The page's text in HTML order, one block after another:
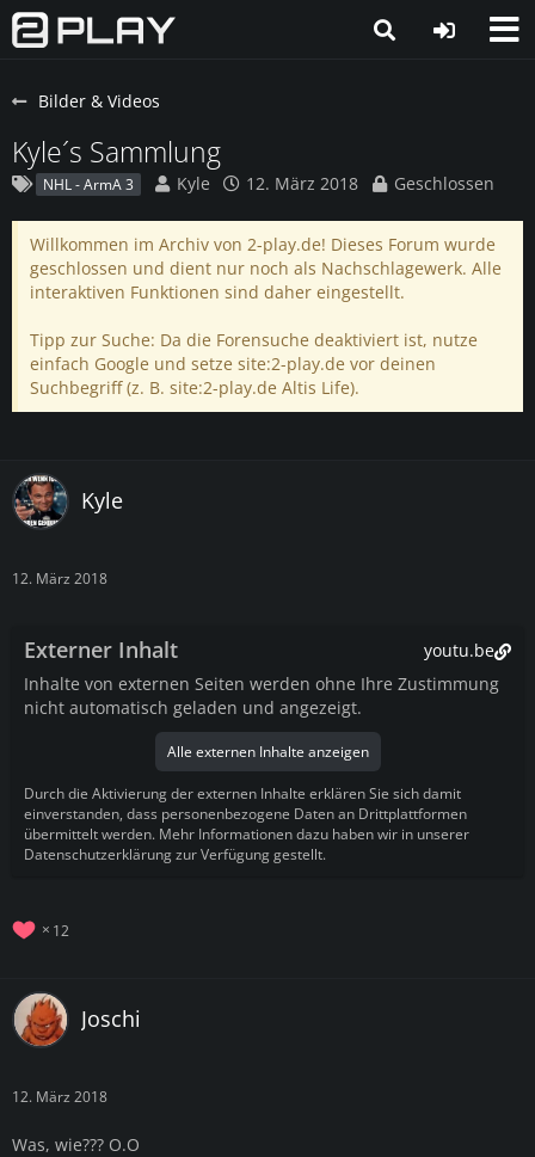
Bilder & Videos
Kyle´s Sammlung
NHL - ArmA 3 Kyle 12. März 2018 Geschlossen
Willkommen im Archiv von 2-play.de! Dieses Forum wurde
geschlossen und dient nur noch als Nachschlagewerk. Alle
interaktiven Funktionen sind daher eingestellt.
Tipp zur Suche: Da die Forensuche deaktiviert ist, nutze
einfach Google und setze site:2-play.de vor deinen
Suchbegriff (z. B. site:2-play.de Altis Life).
Kyle
12. März 2018
Externer Inhalt
youtu.be
Inhalte von externen Seiten werden ohne Ihre Zustimmung
nicht automatisch geladen und angezeigt.
Alle externen Inhalte anzeigen
Durch die Aktivierung der externen Inhalte erklären Sie sich damit
einverstanden, dass personenbezogene Daten an Drittplattformen
übermittelt werden. Mehr Informationen dazu haben wir in unserer
Datenschutzerklärung zur Verfügung gestellt.
12
Joschi
12. März 2018
Was, wie??? O.O